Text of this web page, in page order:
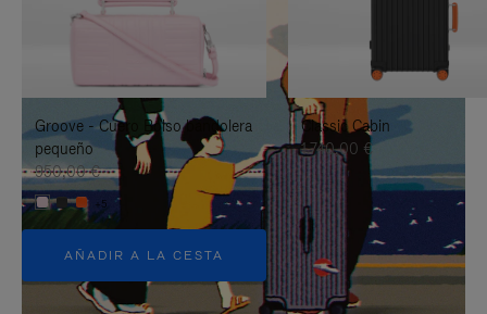
PULSE
PAUSARLO.
DESACTIVADO:
PULSE
PARA
ACTIVARLO.
Groove - Cuero Bolso bandolera
pequeño
950,00 €
+5
AÑADIR A LA CESTA
Classic Cabin
1.740,00 €